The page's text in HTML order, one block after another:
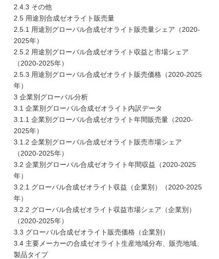
2.4.3 その他
2.5 用途別合成ゼオライト販売量
2.5.1 用途別グローバル合成ゼオライト販売量シェア（2020-
2025年）
2.5.2 用途別グローバル合成ゼオライト収益と市場シェア
（2020-2025年）
2.5.3 用途別グローバル合成ゼオライト販売価格（2020-2025
年）
3 企業別グローバル分析
3.1 企業別グローバル合成ゼオライト内訳データ
3.1.1 企業別グローバル合成ゼオライト年間販売量（2020-
2025年）
3.1.2 企業別グローバル合成ゼオライト販売市場シェア
（2020-2025年）
3.2 企業別グローバル合成ゼオライト年間収益（2020-2025
年）
3.2.1 グローバル合成ゼオライト収益（企業別）（2020-2025
年）
3.2.2 グローバル合成ゼオライト収益市場シェア（企業別）
（2020-2025年）
3.3 グローバル合成ゼオライト販売価格（企業別）
3.4 主要メーカーの合成ゼオライト生産地域分布、販売地域、
製品タイプ